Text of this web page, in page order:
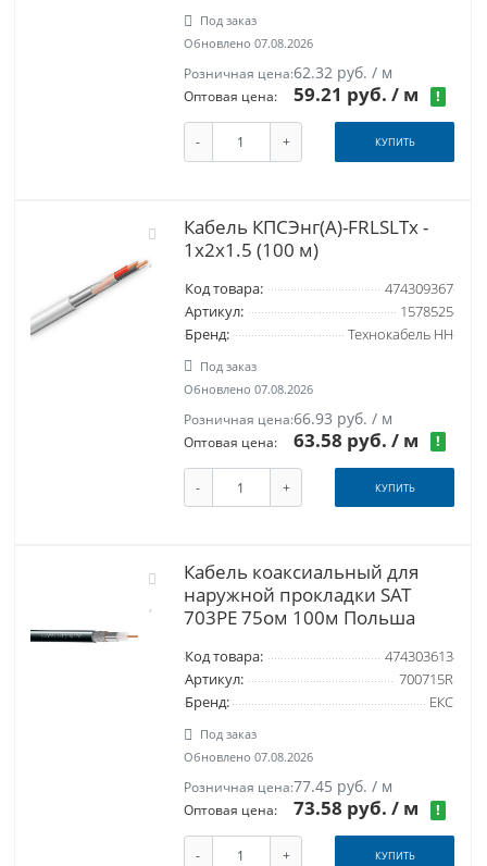
Под заказ
Обновлено 07.08.2026
Розничная цена:62.32 руб. / м
Оптовая цена: 59.21 руб./ м !
- + КУПИТЬ
Кабель КПСЭнг(А)-FRLSLTx -
1х2х1.5 (100 м)
Код товара:
474309367
Артикул:
1578525
Бренд:
Технокабель НН
Под заказ
Обновлено 07.08.2026
Розничная цена:66.93 руб. / м
Оптовая цена: 63.58 руб./ м !
- + КУПИТЬ
Кабель коаксиальный для
наружной прокладки SAT
703PE 75ом 100м Польша
Код товара:
474303613
Артикул:
700715R
Бренд:
ЕКС
Под заказ
Обновлено 07.08.2026
Розничная цена:77.45 руб. / м
Оптовая цена: 73.58 руб./ м !
- + КУПИТЬ